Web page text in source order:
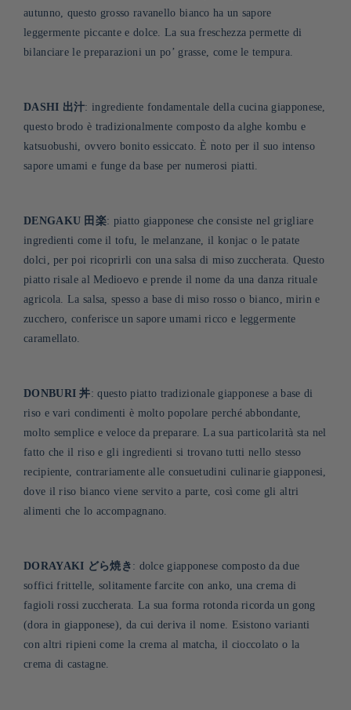
autunno, questo grosso ravanello bianco ha un sapore
leggermente piccante e dolce. La sua freschezza permette di
bilanciare le preparazioni un po’ grasse, come le tempura.
DASHI 出汁: ingrediente fondamentale della cucina giapponese,
questo brodo è tradizionalmente composto da alghe kombu e
katsuobushi, ovvero bonito essiccato. È noto per il suo intenso
sapore umami e funge da base per numerosi piatti.
DENGAKU 田楽: piatto giapponese che consiste nel grigliare
ingredienti come il tofu, le melanzane, il konjac o le patate
dolci, per poi ricoprirli con una salsa di miso zuccherata. Questo
piatto risale al Medioevo e prende il nome da una danza rituale
agricola. La salsa, spesso a base di miso rosso o bianco, mirin e
zucchero, conferisce un sapore umami ricco e leggermente
caramellato.
DONBURI 丼: questo piatto tradizionale giapponese a base di
riso e vari condimenti è molto popolare perché abbondante,
molto semplice e veloce da preparare. La sua particolarità sta nel
fatto che il riso e gli ingredienti si trovano tutti nello stesso
recipiente, contrariamente alle consuetudini culinarie giapponesi,
dove il riso bianco viene servito a parte, così come gli altri
alimenti che lo accompagnano.
DORAYAKI どら焼き : dolce giapponese composto da due
soffici frittelle, solitamente farcite con anko, una crema di
fagioli rossi zuccherata. La sua forma rotonda ricorda un gong
(dora in giapponese), da cui deriva il nome. Esistono varianti
con altri ripieni come la crema al matcha, il cioccolato o la
crema di castagne.